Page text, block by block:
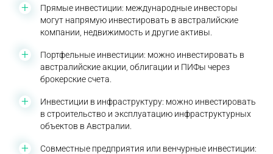
Прямые инвестиции: международные инвесторы
могут напрямую инвестировать в австралийские
компании, недвижимость и другие активы.
Портфельные инвестиции: можно инвестировать в
австралийские акции, облигации и ПИФы через
брокерские счета.
Инвестиции в инфраструктуру: можно инвестировать
в строительство и эксплуатацию инфраструктурных
объектов в Австралии.
Совместные предприятия или венчурные инвестиции: